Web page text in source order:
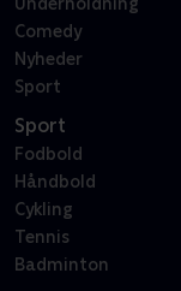
Underholdning
Comedy
Nyheder
Sport
Sport
Fodbold
Håndbold
Cykling
Tennis
Badminton